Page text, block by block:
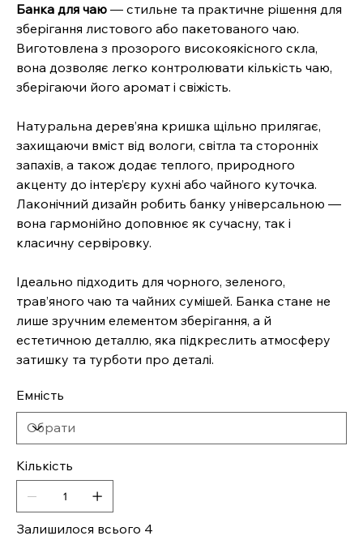
Банка для чаю — стильне та практичне рішення для
зберігання листового або пакетованого чаю.
Виготовлена з прозорого високоякісного скла,
вона дозволяє легко контролювати кількість чаю,
зберігаючи його аромат і свіжість.
Натуральна дерев’яна кришка щільно прилягає,
захищаючи вміст від вологи, світла та сторонніх
запахів, а також додає теплого, природного
акценту до інтер’єру кухні або чайного куточка.
Лаконічний дизайн робить банку універсальною —
вона гармонійно доповнює як сучасну, так і
класичну сервіровку.
Ідеально підходить для чорного, зеленого,
трав’яного чаю та чайних сумішей. Банка стане не
лише зручним елементом зберігання, а й
естетичною деталлю, яка підкреслить атмосферу
затишку та турботи про деталі.
Емність
Кількість
Залишилося всього 4